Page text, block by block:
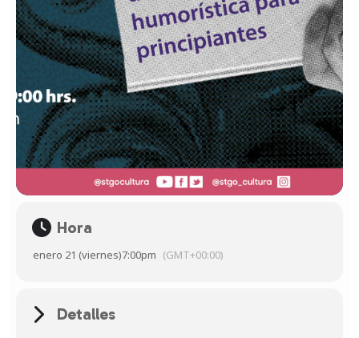
Hora
enero 21 (viernes)7:00pm (GMT+00:00)
Detalles